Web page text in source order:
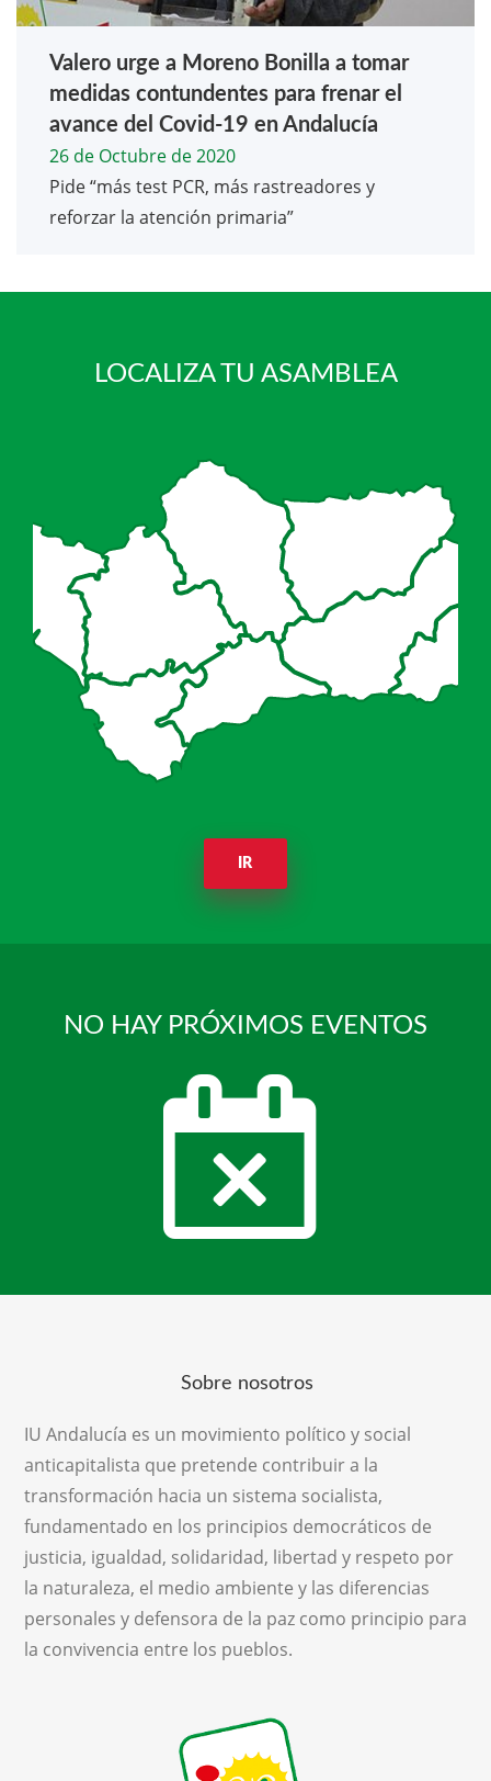
Valero urge a Moreno Bonilla a tomar
medidas contundentes para frenar el
avance del Covid-19 en Andalucía
26 de Octubre de 2020
Pide “más test PCR, más rastreadores y
reforzar la atención primaria”
LOCALIZA TU ASAMBLEA
IR
NO HAY PRÓXIMOS EVENTOS
Sobre nosotros
IU Andalucía es un movimiento político y social
anticapitalista que pretende contribuir a la
transformación hacia un sistema socialista,
fundamentado en los principios democráticos de
justicia, igualdad, solidaridad, libertad y respeto por
la naturaleza, el medio ambiente y las diferencias
personales y defensora de la paz como principio para
la convivencia entre los pueblos.